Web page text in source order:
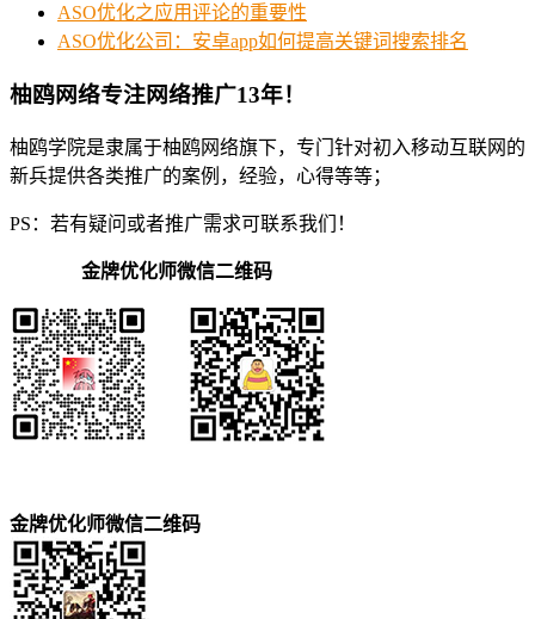
ASO优化之应用评论的重要性
ASO优化公司：安卓app如何提高关键词搜索排名
柚鸥网络专注网络推广13年！
柚鸥学院是隶属于柚鸥网络旗下，专门针对初入移动互联网的
新兵提供各类推广的案例，经验，心得等等；
PS：若有疑问或者推广需求可联系我们！
金牌优化师微信二维码
金牌优化师微信二维码